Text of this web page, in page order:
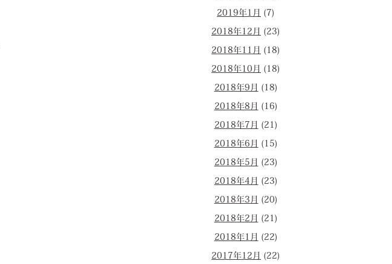
2019年1月 (7)
2018年12月 (23)
2018年11月 (18)
2018年10月 (18)
2018年9月 (18)
2018年8月 (16)
2018年7月 (21)
2018年6月 (15)
2018年5月 (23)
2018年4月 (23)
2018年3月 (20)
2018年2月 (21)
2018年1月 (22)
2017年12月 (22)